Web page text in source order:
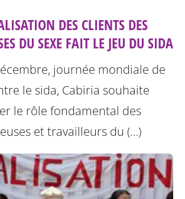
DES CLIENTS DES
DU SEXE FAIT LE JEU DU SIDA
journée mondiale de
le sida, Cabiria souhaite
le rôle fondamental des
et travailleurs du (…)